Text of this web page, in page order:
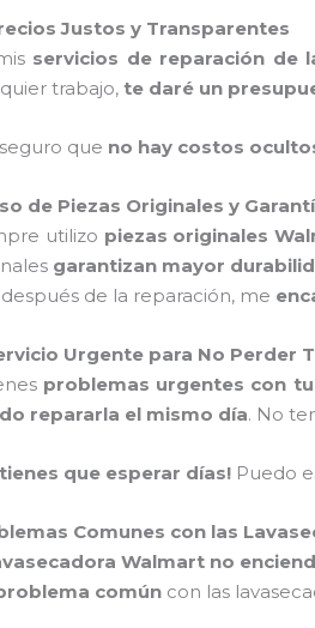
Justos y Transparentes
servicios de reparación de
trabajo, te daré un
que no hay costos
de Piezas Originales y
utilizo piezas originales
garantizan mayor
de la reparación, me
Urgente para No Perder
problemas urgentes con
repararla el mismo día. No
tienes que esperar días! Puedo
Comunes con las
Walmart no
común con las